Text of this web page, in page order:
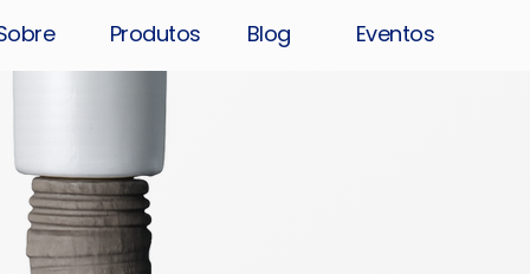
Produtos Blog Eventos